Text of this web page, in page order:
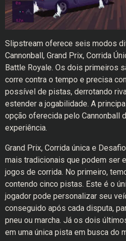
Slipstream oferece seis modos
Cannonball, Grand Prix, Corrida
Battle Royale. Os dois primeiros
corre contra o tempo e precisa
possível de pistas, derrotando
estender a jogabilidade. A
opção oferecida pelo Cannonball
experiência.
Grand Prix, Corrida única e
mais tradicionais que podem ser
jogos de corrida. No primeiro,
contendo cinco pistas. Este é o
jogador pode personalizar seu
conseguido após cada disputa,
pneu ou marcha. Já os dois
em uma única pista em busca do